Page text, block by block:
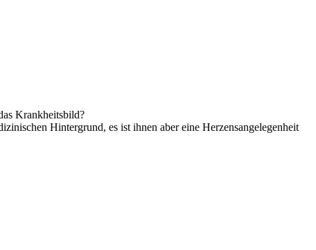
Krankheitsbild?
Hintergrund, es ist ihnen aber eine Herzensangelegenheit